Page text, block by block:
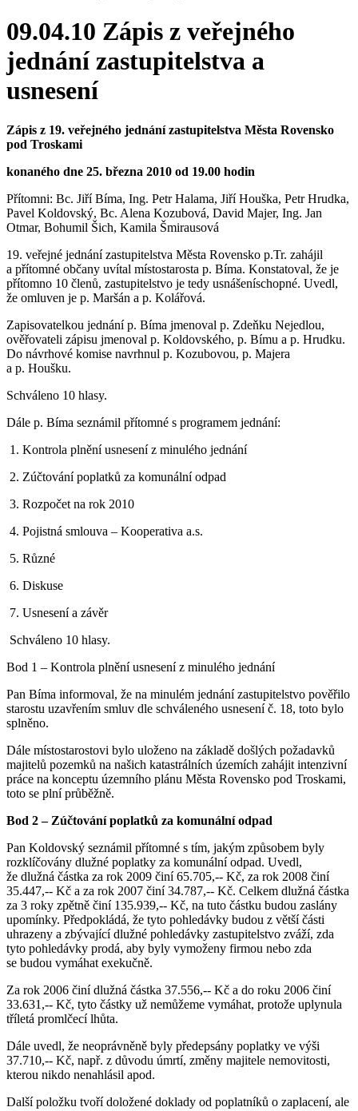
09.04.10 Zápis z veřejného
jednání zastupitelstva a
usnesení
Zápis z 19. veřejného jednání zastupitelstva Města Rovensko
pod Troskami
konaného dne 25. března 2010 od 19.00 hodin
Přítomni: Bc. Jiří Bíma, Ing. Petr Halama, Jiří Houška, Petr Hrudka,
Pavel Koldovský, Bc. Alena Kozubová, David Majer, Ing. Jan
Otmar, Bohumil Šich, Kamila Šmirausová
19. veřejné jednání zastupitelstva Města Rovensko p.Tr. zahájil
a přítomné občany uvítal místostarosta p. Bíma. Konstatoval, že je
přítomno 10 členů, zastupitelstvo je tedy usnášeníschopné. Uvedl,
že omluven je p. Maršán a p. Kolářová.
Zapisovatelkou jednání p. Bíma jmenoval p. Zdeňku Nejedlou,
ověřovateli zápisu jmenoval p. Koldovského, p. Bímu a p. Hrudku.
Do návrhové komise navrhnul p. Kozubovou, p. Majera
a p. Houšku.
Schváleno 10 hlasy.
Dále p. Bíma seznámil přítomné s programem jednání:
1. Kontrola plnění usnesení z minulého jednání
2. Zúčtování poplatků za komunální odpad
3. Rozpočet na rok 2010
4. Pojistná smlouva – Kooperativa a.s.
5. Různé
6. Diskuse
7. Usnesení a závěr
Schváleno 10 hlasy.
Bod 1 – Kontrola plnění usnesení z minulého jednání
Pan Bíma informoval, že na minulém jednání zastupitelstvo pověřilo
starostu uzavřením smluv dle schváleného usnesení č. 18, toto bylo
splněno.
Dále místostarostovi bylo uloženo na základě došlých požadavků
majitelů pozemků na našich katastrálních územích zahájit intenzivní
práce na konceptu územního plánu Města Rovensko pod Troskami,
toto se plní průběžně.
Bod 2 – Zúčtování poplatků za komunální odpad
Pan Koldovský seznámil přítomné s tím, jakým způsobem byly
rozklíčovány dlužné poplatky za komunální odpad. Uvedl,
že dlužná částka za rok 2009 činí 65.705,-- Kč, za rok 2008 činí
35.447,-- Kč a za rok 2007 činí 34.787,-- Kč. Celkem dlužná částka
za 3 roky zpětně činí 135.939,-- Kč, na tuto částku budou zaslány
upomínky. Předpokládá, že tyto pohledávky budou z větší části
uhrazeny a zbývající dlužné pohledávky zastupitelstvo zváží, zda
tyto pohledávky prodá, aby byly vymoženy firmou nebo zda
se budou vymáhat exekučně.
Za rok 2006 činí dlužná částka 37.556,-- Kč a do roku 2006 činí
33.631,-- Kč, tyto částky už nemůžeme vymáhat, protože uplynula
tříletá promlčecí lhůta.
Dále uvedl, že neoprávněně byly předepsány poplatky ve výši
37.710,-- Kč, např. z důvodu úmrtí, změny majitele nemovitosti,
kterou nikdo nenahlásil apod.
Další položku tvoří doložené doklady od poplatníků o zaplacení, ale